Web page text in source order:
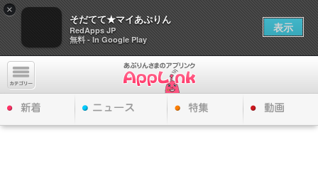
×
そだてて★マイあぷりん
RedApps JP
無料 - In Google Play
表示